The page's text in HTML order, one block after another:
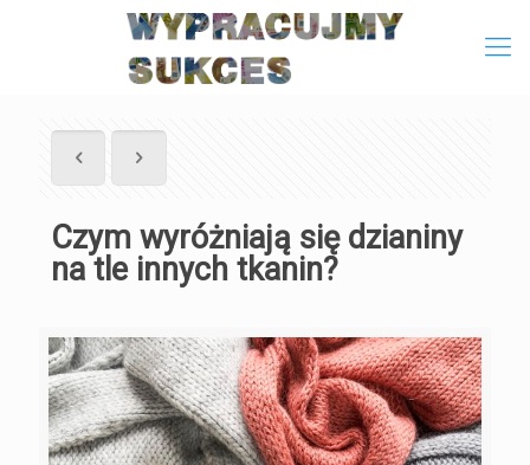
Czym wyróżniają się dzianiny
na tle innych tkanin?